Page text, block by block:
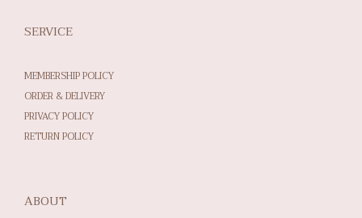
SERVICE
MEMBERSHIP POLICY
ORDER & DELIVERY
PRIVACY POLICY
RETURN POLICY
ABOUT